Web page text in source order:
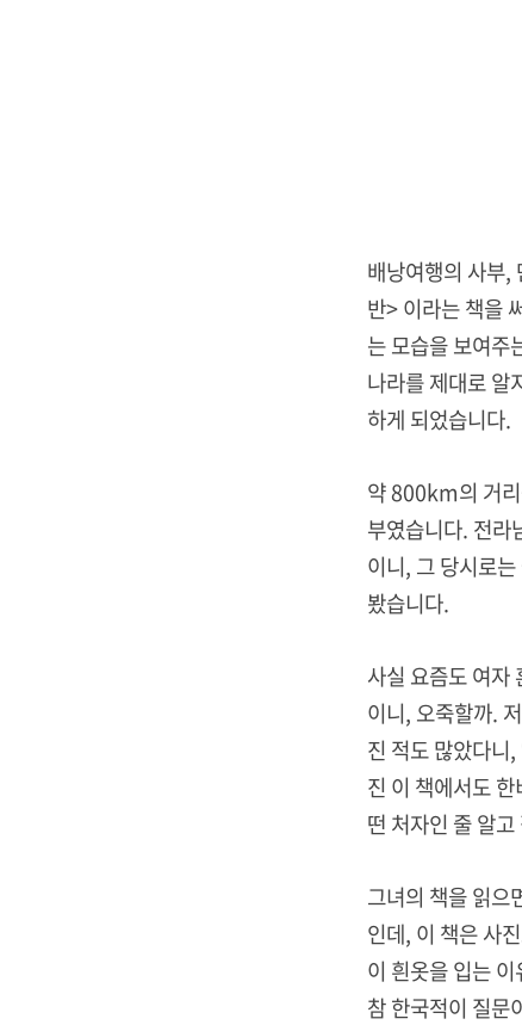
배낭여행의 사부,
반> 이라는 책을
는 모습을 보여주
나라를 제대로 알
하게 되었습니다.
약 800km의 거
부였습니다. 전라
이니, 그 당시로
봤습니다.
사실 요즘도 여자
이니, 오죽할까.
진 적도 많았다니
진 이 책에서도
떤 처자인 줄 알
그녀의 책을 읽으
인데, 이 책은 사
이 흰옷을 입는
참 한국적이 질문